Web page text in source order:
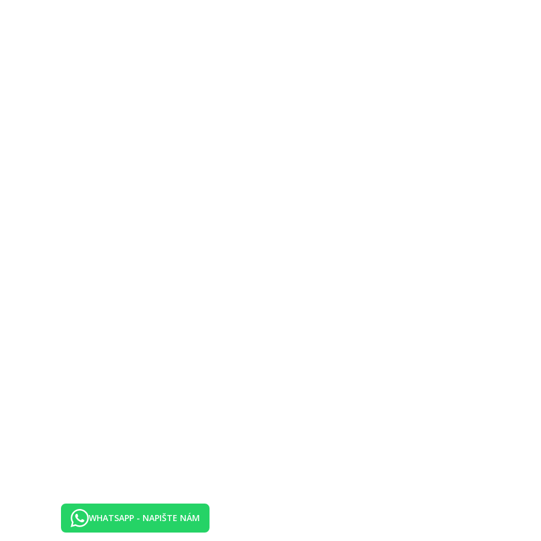
Aqua Park, obchodní arkáda.
uvedené vybavení)
na kterou jezdí shuttle bus zdarma. Lehátka, slunečníky a osušky zdarma, plážový bar (nápoje a snack v rámci All Inclusive).
hod.)
Resort- odpolední snack, nealkoholické nápoje, pivo, víno a alkoholické nápoje (vše místní výroby, rozlévané)
šipky, minigolf (30 min. denně), plážový volleyball, skluzavky pro děti, Neverland Aqua Park, lunapark u sousedního hotelu Pickalbatros
Aqua Park.
WHATSAPP - NAPIŠTE NÁM